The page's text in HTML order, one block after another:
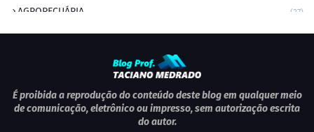
AGROPECUÁRIA (37)
AMBIENTE (9)
ANIVERSÁRIO DA CIDADE
ANIVERSÁRIOS (1)
APEXBRASIL (1)
É proibida a reprodução do conteúdo deste blog em qualquer meio
de comunicação, eletrônico ou impresso, sem autorização escrita
do autor.